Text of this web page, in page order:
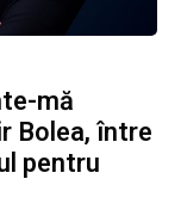
mă
Bolea, între
pentru